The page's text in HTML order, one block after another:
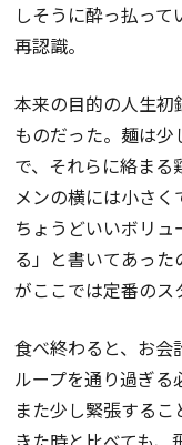
しそうに酔っ払っ
再認識。
本来の目的の人生初
ものだった。麺は少
で、それらに絡まる
メンの横には小さく
ちょうどいいボリ
る」と書いてあっ
がここでは定番のス
食べ終わると、お
ループを通り過ぎ
また少し緊張する